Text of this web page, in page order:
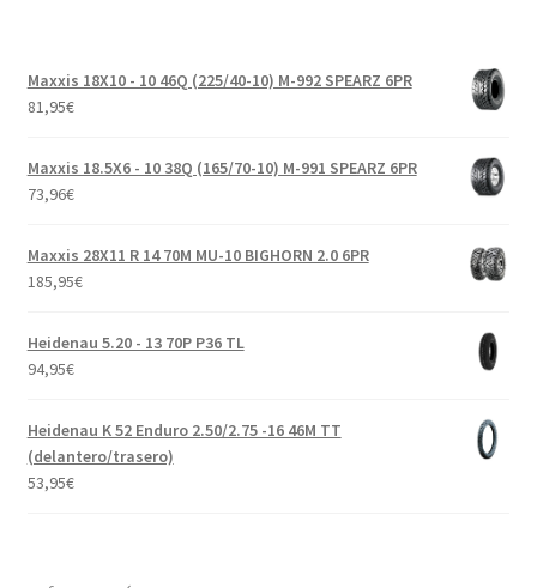
Maxxis 18X10 - 10 46Q (225/40-10) M-992 SPEARZ 6PR
81,95€
Maxxis 18.5X6 - 10 38Q (165/70-10) M-991 SPEARZ 6PR
73,96€
Maxxis 28X11 R 14 70M MU-10 BIGHORN 2.0 6PR
185,95€
Heidenau 5.20 - 13 70P P36 TL
94,95€
Heidenau K 52 Enduro 2.50/2.75 -16 46M TT
(delantero/trasero)
53,95€